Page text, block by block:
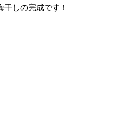
しの完成です！